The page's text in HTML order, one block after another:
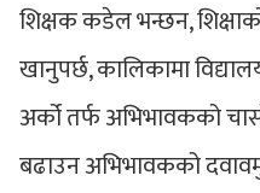
शिक्षक कडेल भन्छन,
खानुपर्छ, कालिकामा
अर्को तर्फ अभिभावकको
बढाउन अभिभावकको